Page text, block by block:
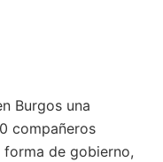
Burgos una
compañeros
de gobierno,